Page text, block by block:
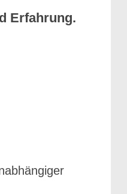
Erfahrung.